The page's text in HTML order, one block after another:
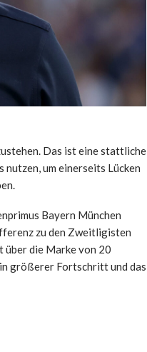
Das ist eine stattliche
nutzen, um einerseits Lücken
Bayern München
zu den Zweitligisten
über die Marke von 20
größerer Fortschritt und das